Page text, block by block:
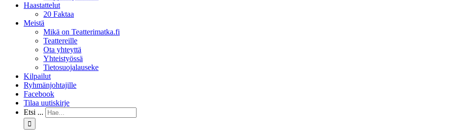
Haastattelut
20 Faktaa
Meistä
Mikä on Teatterimatka.fi
Teattereille
Ota yhteyttä
Yhteistyössä
Tietosuojalauseke
Kilpailut
Ryhmänjohtajille
Facebook
Tilaa uutiskirje
Etsi ...